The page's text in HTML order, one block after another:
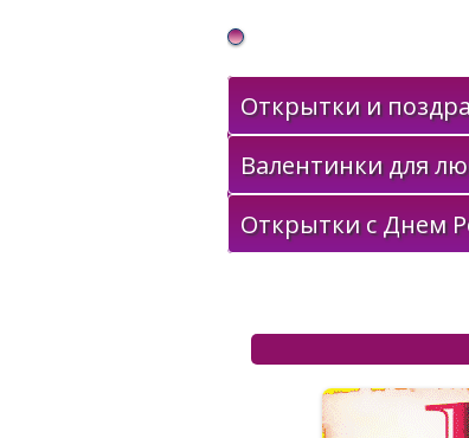
Gif Открытки в подарок
Открытки и
Валентинки для
Открытки с Днем